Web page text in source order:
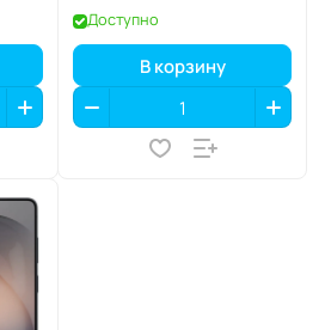
Доступно
В корзину